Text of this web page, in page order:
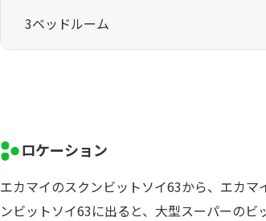
3ベッドルーム
ロケーション
エカマイのスクンビットソイ63から、エカ
ンビットソイ63に出ると、大型スーパーの